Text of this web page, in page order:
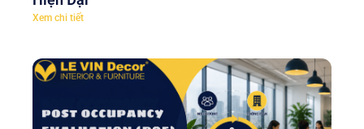
Xem chi tiết